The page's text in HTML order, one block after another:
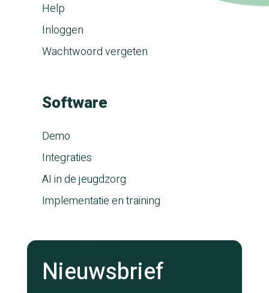
Help
Inloggen
Wachtwoord vergeten
Software
Demo
Integraties
AI in de jeugdzorg
Implementatie en training
Nieuwsbrief